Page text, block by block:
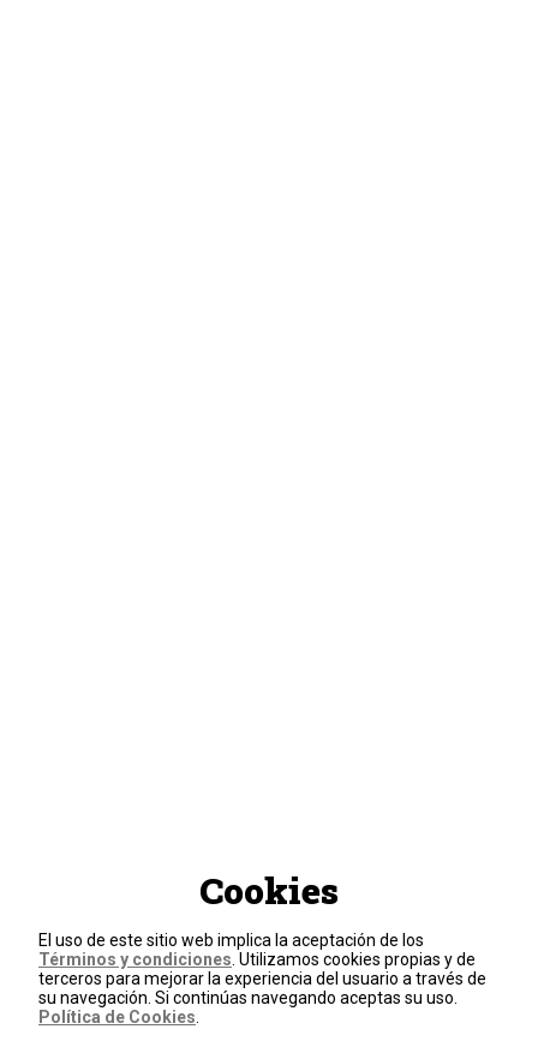
Cookies
El uso de este sitio web implica la aceptación de los
Términos y condiciones . Utilizamos cookies propias y de
terceros para mejorar la experiencia del usuario a través de
su navegación. Si continúas navegando aceptas su uso.
Política de Cookies